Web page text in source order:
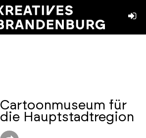
Cartoonmuseum für
die Hauptstadtregion